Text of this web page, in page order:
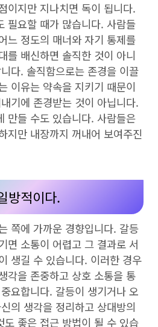
이지만 지나치면 독이 됩니다.
필요할 때가 많습니다. 사람들
느 정도의 매너와 자기 통제를
를 배신하면 솔직한 것이 아니
다. 솔직함으로는 존경을 이끌
이유는 약속을 지키기 때문이
기에 존경받는 것이 아닙니다.
만들 수도 있습니다. 사람들은
지만 내장까지 꺼내어 보여주진
방적이다.
쪽에 가까운 경향입니다. 갈등
면 소통이 어렵고 그 결과로 서
생길 수 있습니다. 이러한 경우
각을 존중하고 상호 소통을 통
요합니다. 갈등이 생기거나 오
의 생각을 정리하고 상대방의
도 좋은 접근 방법이 될 수 있습